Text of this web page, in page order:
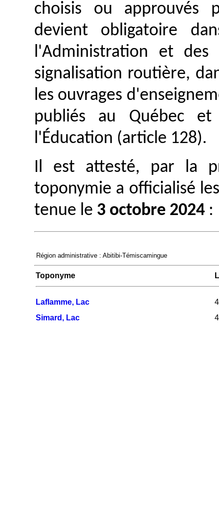
choisis ou approuvés
devient obligatoire
l'Administration et des
signalisation routière,
les ouvrages
publiés au Québec
l'Éducation (article 128).
Il est attesté, par la
toponymie a officialisé
tenue le 3 octobre 2024 :
Région administrative : Abitibi-Témiscamingue
Toponyme
Laflamme, Lac
Simard, Lac